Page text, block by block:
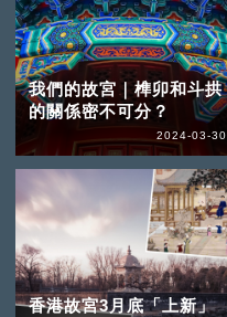
我們的故宮｜榫卯和斗拱
的關係密不可分？
2024-03-30
香港故宮3月底「上新」